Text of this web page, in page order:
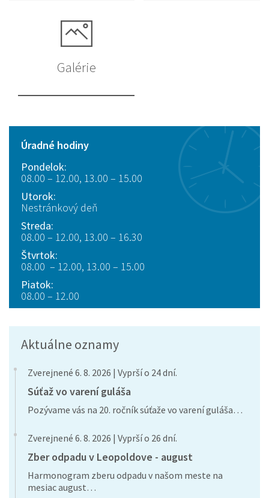
Galérie
Úradné hodiny
Pondelok:
08.00 – 12.00, 13.00 – 15.00
Utorok:
Nestránkový deň
Streda:
08.00 – 12.00, 13.00 – 16.30
Štvrtok:
08.00 – 12.00, 13.00 – 15.00
Piatok:
08.00 – 12.00
Aktuálne oznamy
Zverejnené 6. 8. 2026 | Vyprší o 24 dní.
Súťaž vo varení guláša
Pozývame vás na 20. ročník súťaže vo varení guláša…
Zverejnené 6. 8. 2026 | Vyprší o 26 dní.
Zber odpadu v Leopoldove - august
Harmonogram zberu odpadu v našom meste na
mesiac august…